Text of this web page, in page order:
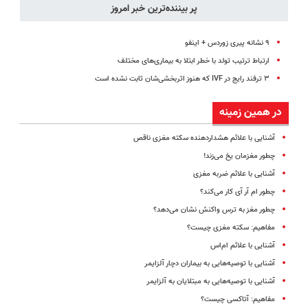
پر بیننده‌ترین خبر امروز
۹ نشانه پیری زوردس + اینفو
ارتباط ترتیب تولد با خطر ابتلا به بیماری‌های مختلف
۳ ترفند رایج در IVF که هنوز اثربخشی‌شان ثابت نشده است
در همین زمینه
آشنایی با علائم هشداردهنده سکته مغزی ناقص
چطور مغزمان یخ می‌زند!
آشنایی با علائم ضربه مغزی
چطور‌ ام ‌آر ‌آی کار می‌کند؟
چطور مغز به ترس واکنش نشان می‌دهد؟
مفاهیم: سکته مغزی چیست؟
آشنایی با علائم ام‌اس
آشنایی با توصیه‌هایی به بیماران دچار آلزایمر
آشنایی با توصیه‌هایی به مبتلایان به آلزایمر
مفاهیم: آتاکسی چیست؟